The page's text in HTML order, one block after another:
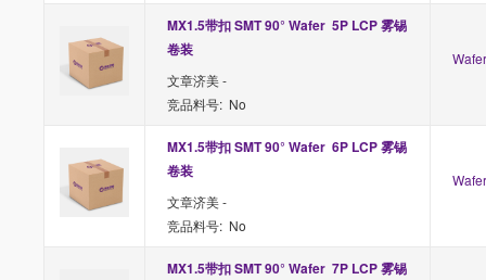
MX1.5带扣 SMT 90° Wafer  5P LCP 雾锡
卷装
文章济美 -
竞品料号: No
MX1.5带扣 SMT 90° Wafer  6P LCP 雾锡
卷装
文章济美 -
竞品料号: No
MX1.5带扣 SMT 90° Wafer  7P LCP 雾锡